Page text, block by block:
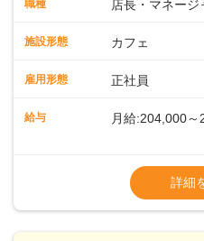
から40代まで幅広い年齢層が
るので、スムーズに業務に馴
長として活躍を！接客業務に
一切無用♪一つひとつをしっ
ないペースで覚えていきまし
職種 店長・マネージ
施設形態 カフェ
雇用形態 正社員
給与 月給:204,000～
ます・東日本
※経験・スキル
※別途、残業代
詳細